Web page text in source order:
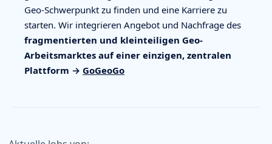
Geo-Schwerpunkt zu finden und eine Karriere zu
starten. Wir integrieren Angebot und Nachfrage des
fragmentierten und kleinteiligen Geo-
Arbeitsmarktes auf einer einzigen, zentralen
Plattform → GoGeoGo